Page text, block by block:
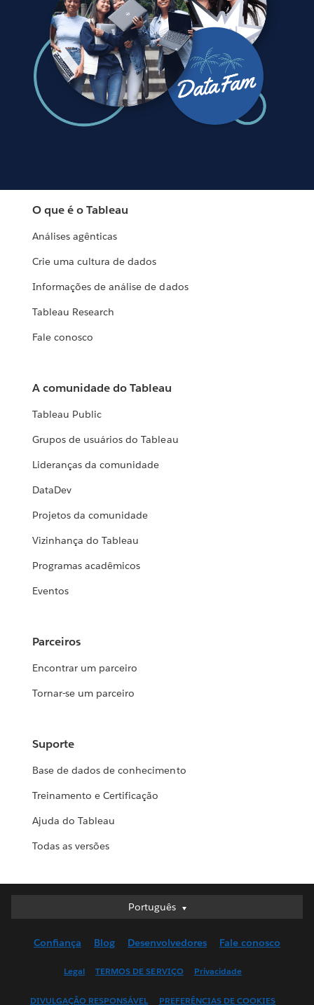
O que é o Tableau
Análises agênticas
Crie uma cultura de dados
Informações de análise de dados
Tableau Research
Fale conosco
A comunidade do Tableau
Tableau Public
Grupos de usuários do Tableau
Lideranças da comunidade
DataDev
Projetos da comunidade
Vizinhança do Tableau
Programas acadêmicos
Eventos
Parceiros
Encontrar um parceiro
Tornar-se um parceiro
Suporte
Base de dados de conhecimento
Treinamento e Certificação
Ajuda do Tableau
Todas as versões
Português
Português
English (UK)
Confiança Blog Desenvolvedores Fale conosco
Legal TERMOS DE SERVIÇO Privacidade
DIVULGAÇÃO RESPONSÁVEL PREFERÊNCIAS DE COOKIES